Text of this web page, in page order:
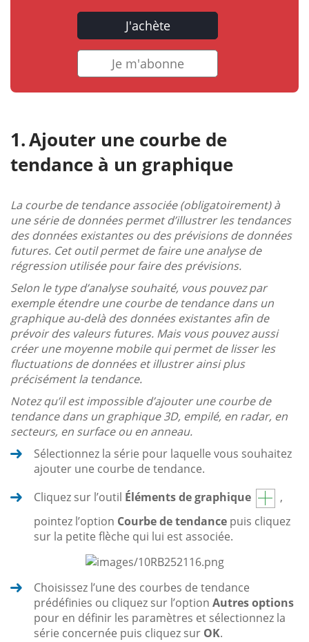
J'achète
Je m'abonne
Ajouter une courbe de
tendance à un graphique
La courbe de tendance associée (obligatoirement) à
une série de données permet d’illustrer les tendances
des données existantes ou des prévisions de données
futures. Cet outil permet de faire une analyse de
régression utilisée pour faire des prévisions.
Selon le type d’analyse souhaité, vous pouvez par
exemple étendre une courbe de tendance dans un
graphique au-delà des données existantes afin de
prévoir des valeurs futures. Mais vous pouvez aussi
créer une moyenne mobile qui permet de lisser les
fluctuations de données et illustrer ainsi plus
précisément la tendance.
Notez qu’il est impossible d’ajouter une courbe de
tendance dans un graphique 3D, empilé, en radar, en
secteurs, en surface ou en anneau.
Sélectionnez la série pour laquelle vous souhaitez
ajouter une courbe de tendance.
Cliquez sur l’outil Éléments de graphique
,
pointez l’option Courbe de tendance puis cliquez
sur la petite flèche qui lui est associée.
Choisissez l’une des courbes de tendance
prédéfinies ou cliquez sur l’option Autres options
pour en définir les paramètres et sélectionnez la
série concernée puis cliquez sur OK.